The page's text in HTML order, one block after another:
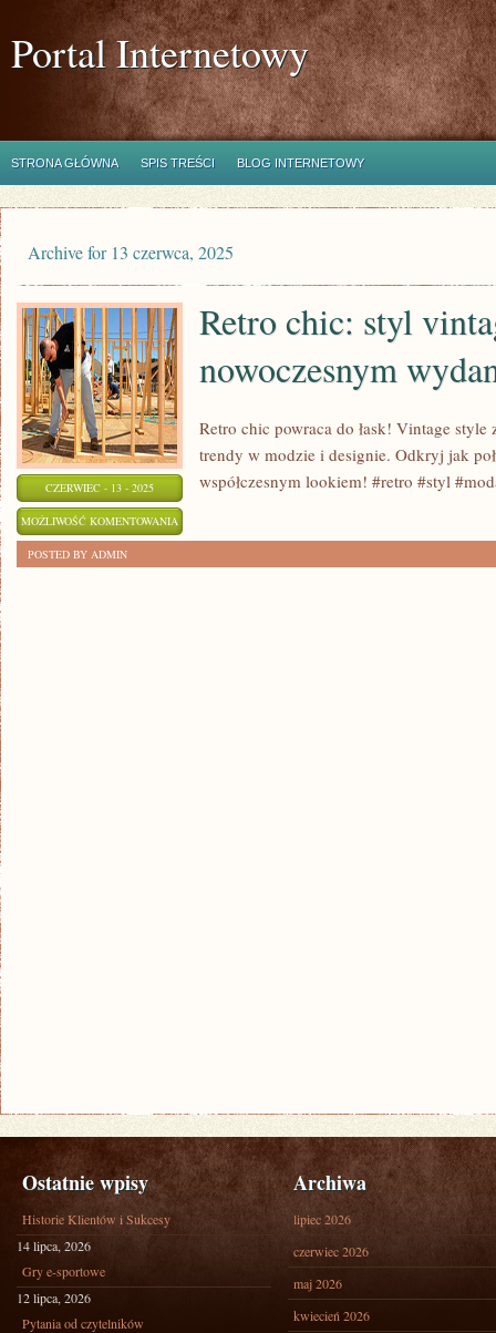
Portal Internetowy
STRONA GŁÓWNA SPIS TREŚCI BLOG INTERNETOWY
Archive for 13 czerwca, 2025
CZERWIEC - 13 - 2025
MOŻLIWOŚĆ KOMENTOWANIA
ZOSTAŁA WYŁĄCZONA
Retro chic: styl
nowoczesnym
Retro chic powraca do łask! Vintage
trendy w modzie i designie. Odkryj jak
współczesnym lookiem! #retro #styl
POSTED BY ADMIN
Ostatnie wpisy
Historie Klientów i Sukcesy
14 lipca, 2026
Gry e-sportowe
12 lipca, 2026
Pytania od czytelników
Archiwa
lipiec 2026
czerwiec 2026
maj 2026
kwiecień 2026